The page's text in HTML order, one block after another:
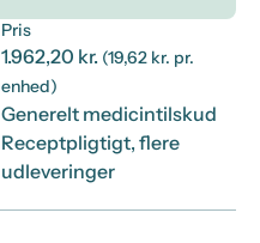
Pris
1.962,20 kr. (19,62 kr. pr.
enhed)
Generelt medicintilskud
Receptpligtigt, flere
udleveringer